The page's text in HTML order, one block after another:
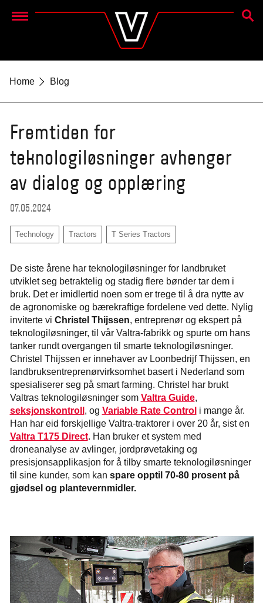
Menu
SØK
Home Blog
Fremtiden for
teknologiløsninger avhenger
av dialog og opplæring
07.05.2024
Technology Tractors T Series Tractors
De siste årene har teknologiløsninger for landbruket
utviklet seg betraktelig og stadig flere bønder tar dem i
bruk. Det er imidlertid noen som er trege til å dra nytte av
de agronomiske og bærekraftige fordelene ved dette. Nylig
inviterte vi Christel Thijssen, entreprenør og ekspert på
teknologiløsninger, til vår Valtra-fabrikk og spurte om hans
tanker rundt overgangen til smarte teknologiløsninger.
Christel Thijssen er innehaver av Loonbedrijf Thijssen, en
landbruksentreprenørvirksomhet basert i Nederland som
spesialiserer seg på smart farming. Christel har brukt
Valtras teknologiløsninger som Valtra Guide,
seksjonskontroll , og Variable Rate Control i mange år.
Han har eid forskjellige Valtra-traktorer i over 20 år, sist en
Valtra T175 Direct. Han bruker et system med
droneanalyse av avlinger, jordprøvetaking og
presisjonsapplikasjon for å tilby smarte teknologiløsninger
til sine kunder, som kan spare opptil 70-80 prosent på
gjødsel og plantevernmidler.